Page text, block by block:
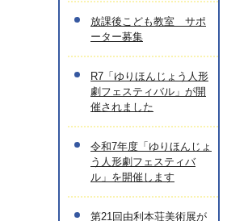
放課後こども教室 サポ
ーター募集
R7「ゆりほんじょう人形
劇フェスティバル」が開
催されました
令和7年度「ゆりほんじょ
う人形劇フェスティバ
ル」を開催します
第21回由利本荘美術展が